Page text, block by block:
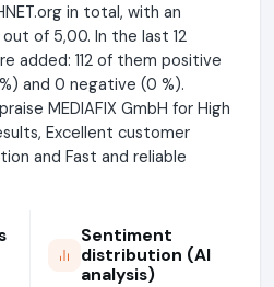
in total, with an
out of 5,00. In the last 12
added: 112 of them positive
%) and 0 negative (0 %).
MEDIAFIX GmbH for High
Excellent customer
and Fast and reliable
Sentiment
distribution (AI
analysis)